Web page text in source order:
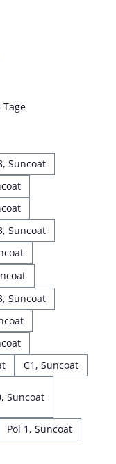
Suncoat
Suncoat
Suncoat
C1, Suncoat
Suncoat
Pol 1, Suncoat